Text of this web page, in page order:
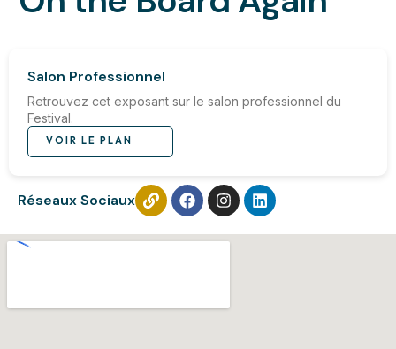
Salon Professionnel
Retrouvez cet exposant sur le salon professionnel du
Festival.
VOIR LE PLAN
Réseaux Sociaux